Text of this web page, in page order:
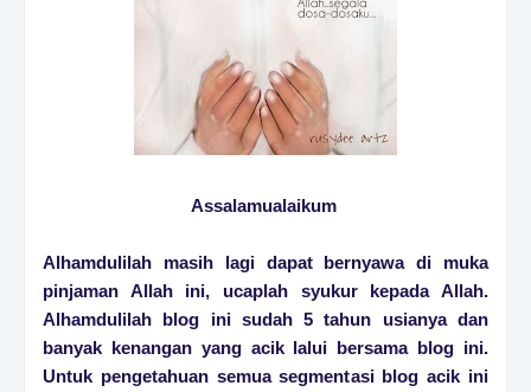
Assalamualaikum
Alhamdulilah masih lagi dapat bernyawa di muka
pinjaman Allah ini, ucaplah syukur kepada Allah.
Alhamdulilah blog ini sudah 5 tahun usianya dan
banyak kenangan yang acik lalui bersama blog ini.
Untuk pengetahuan semua segmentasi blog acik ini